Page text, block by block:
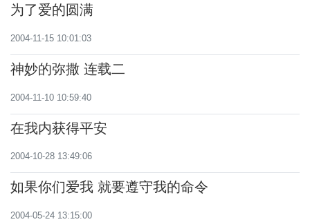
为了爱的圆满
2004-11-15 10:01:03
神妙的弥撒 连载二
2004-11-10 10:59:40
在我内获得平安
2004-10-28 13:49:06
如果你们爱我 就要遵守我的命令
2004-05-24 13:15:00